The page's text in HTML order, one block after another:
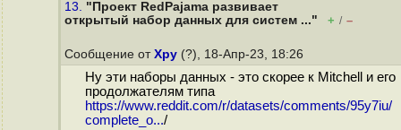
13. "Проект RedPajama развивает
открытый набор данных для систем ..."
+ / –
Сообщение от Хру (?), 18-Апр-23, 18:26
Ну эти наборы данных - это скорее к Mitchell и его
продолжателям типа
https://www.reddit.com/r/datasets/comments/95y7iu/
complete_o.../